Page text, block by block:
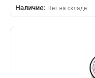
Наличие: Нет на складе